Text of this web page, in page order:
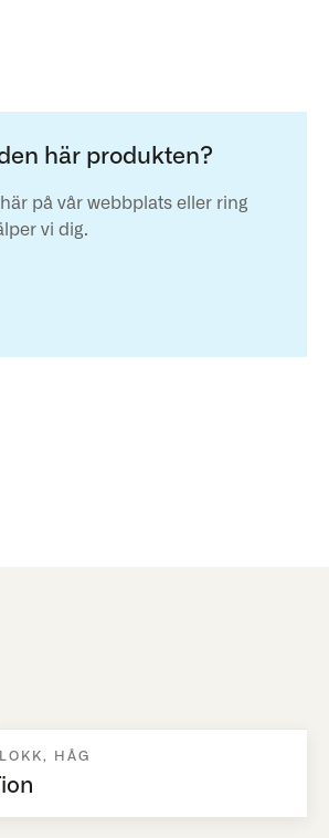
här produkten?
på vår webbplats eller ring
vi dig.
, HÅG
Tion